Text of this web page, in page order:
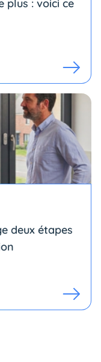
plus : voici ce
deux étapes